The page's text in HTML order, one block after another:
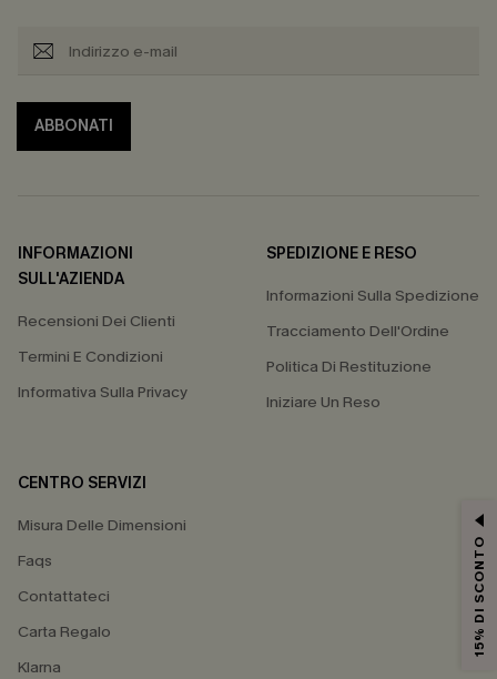
ABBONATI
INFORMAZIONI
SULL'AZIENDA
Recensioni Dei Clienti
Termini E Condizioni
Informativa Sulla Privacy
SPEDIZIONE E RESO
Informazioni Sulla Spedizione
Tracciamento Dell'Ordine
Politica Di Restituzione
Iniziare Un Reso
CENTRO SERVIZI
Misura Delle Dimensioni
Faqs
Contattateci
Carta Regalo
Klarna
15% DI SCONTO